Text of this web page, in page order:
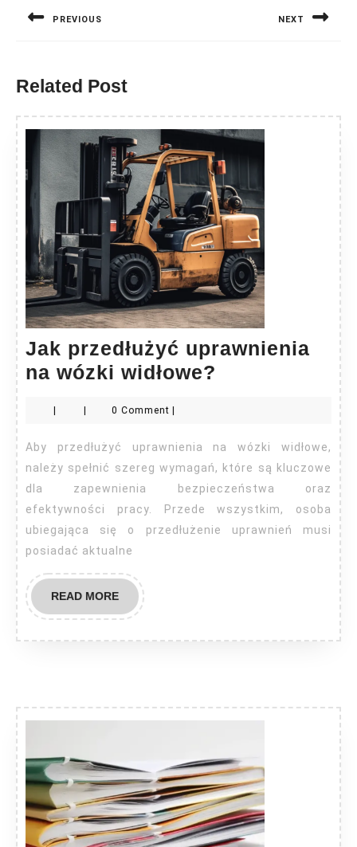
PREVIOUS NEXT
Related Post
Jak przedłużyć uprawnienia
na wózki widłowe?
na
wózki
widłowe?
0 Comment
Aby przedłużyć uprawnienia na wózki widłowe,
należy spełnić szereg wymagań, które są kluczowe
dla zapewnienia bezpieczeństwa oraz
efektywności pracy. Przede wszystkim, osoba
ubiegająca się o przedłużenie uprawnień musi
posiadać aktualne
READ MOREREAD
MORE